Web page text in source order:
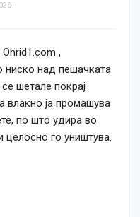
Оhrid1.com ,
ниско над пешачката
шетале покрај
влакно ја промашува
по што удира во
целосно го уништува.